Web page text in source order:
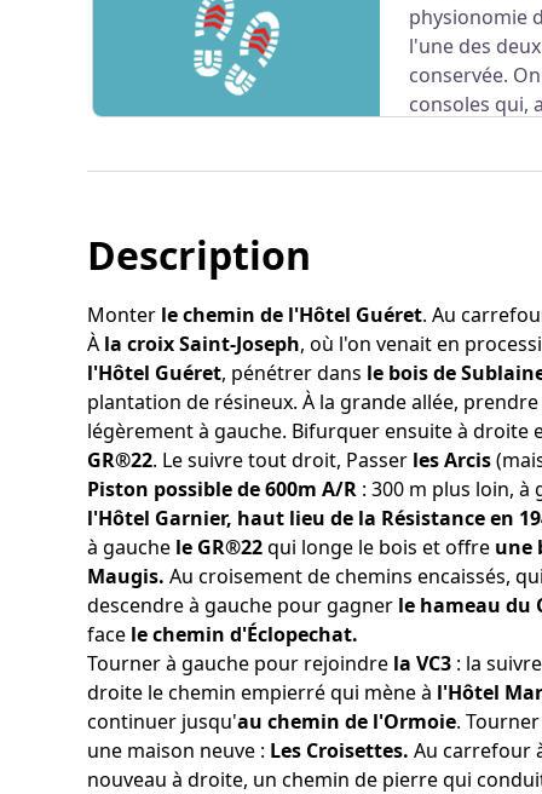
Voir l'image en plein écran
physionomie
l'une des
conservée.
consoles qui,
Description
Monter le chemin de l'Hôtel Guéret. Au
À la croix Saint-Joseph, où l'on venait en
l'Hôtel Guéret, pénétrer dans le bois de
plantation de résineux. À la grande allée,
légèrement à gauche. Bifurquer ensuite à droite
GR®22. Le suivre tout droit, Passer les Arcis
Piston possible de 600m A/R : 300 m plus loin, à
l'Hôtel Garnier, haut lieu de la Résistance en
à gauche le GR®22qui longe le bois et offre une
Maugis. Au croisement de chemins encaissés,
descendre à gauche pour gagner le hameau du
face le chemin d'Éclopechat.
Tourner à gauche pour rejoindre la VC3 : la
droite le chemin empierré qui mène à l'Hôtel
continuer jusqu'au chemin de l'Ormoie.
une maison neuve : Les Croisettes. Au carrefour
nouveau à droite, un chemin de pierre qui